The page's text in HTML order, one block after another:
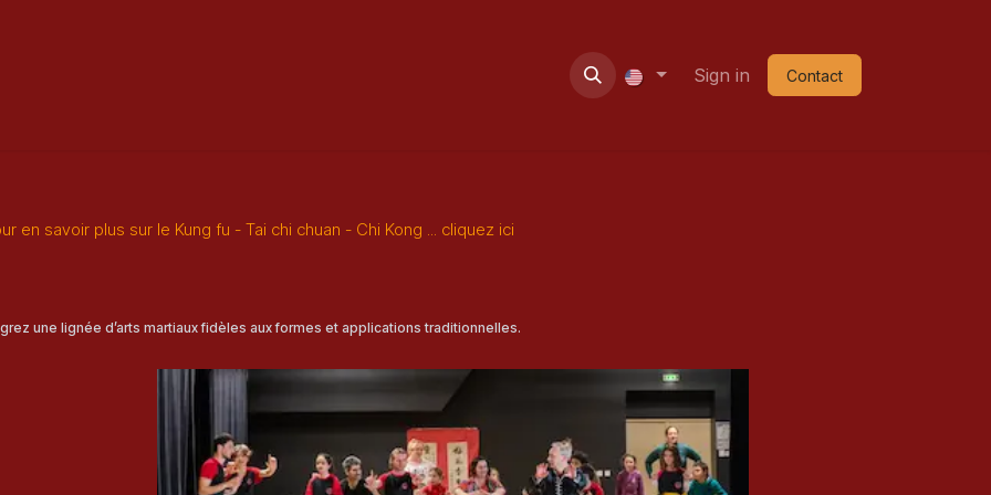
Contact Nouvel an Shop
Sign in Contact
en savoir plus sur le Kung fu - Tai chi chuan - Chi Kong ... cliquez ici
une lignée d’arts martiaux fidèles aux formes et applications traditionnelles.